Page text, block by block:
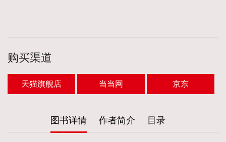
购买渠道
天猫旗舰店 当当网 京东
图书详情 作者简介 目录